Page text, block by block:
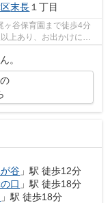
末長 １丁目
ヶ谷保育園まで徒歩4分
上あり、お出かけに便
。
谷 」駅 徒歩12分
口 」駅 徒歩18分
」駅 徒歩18分